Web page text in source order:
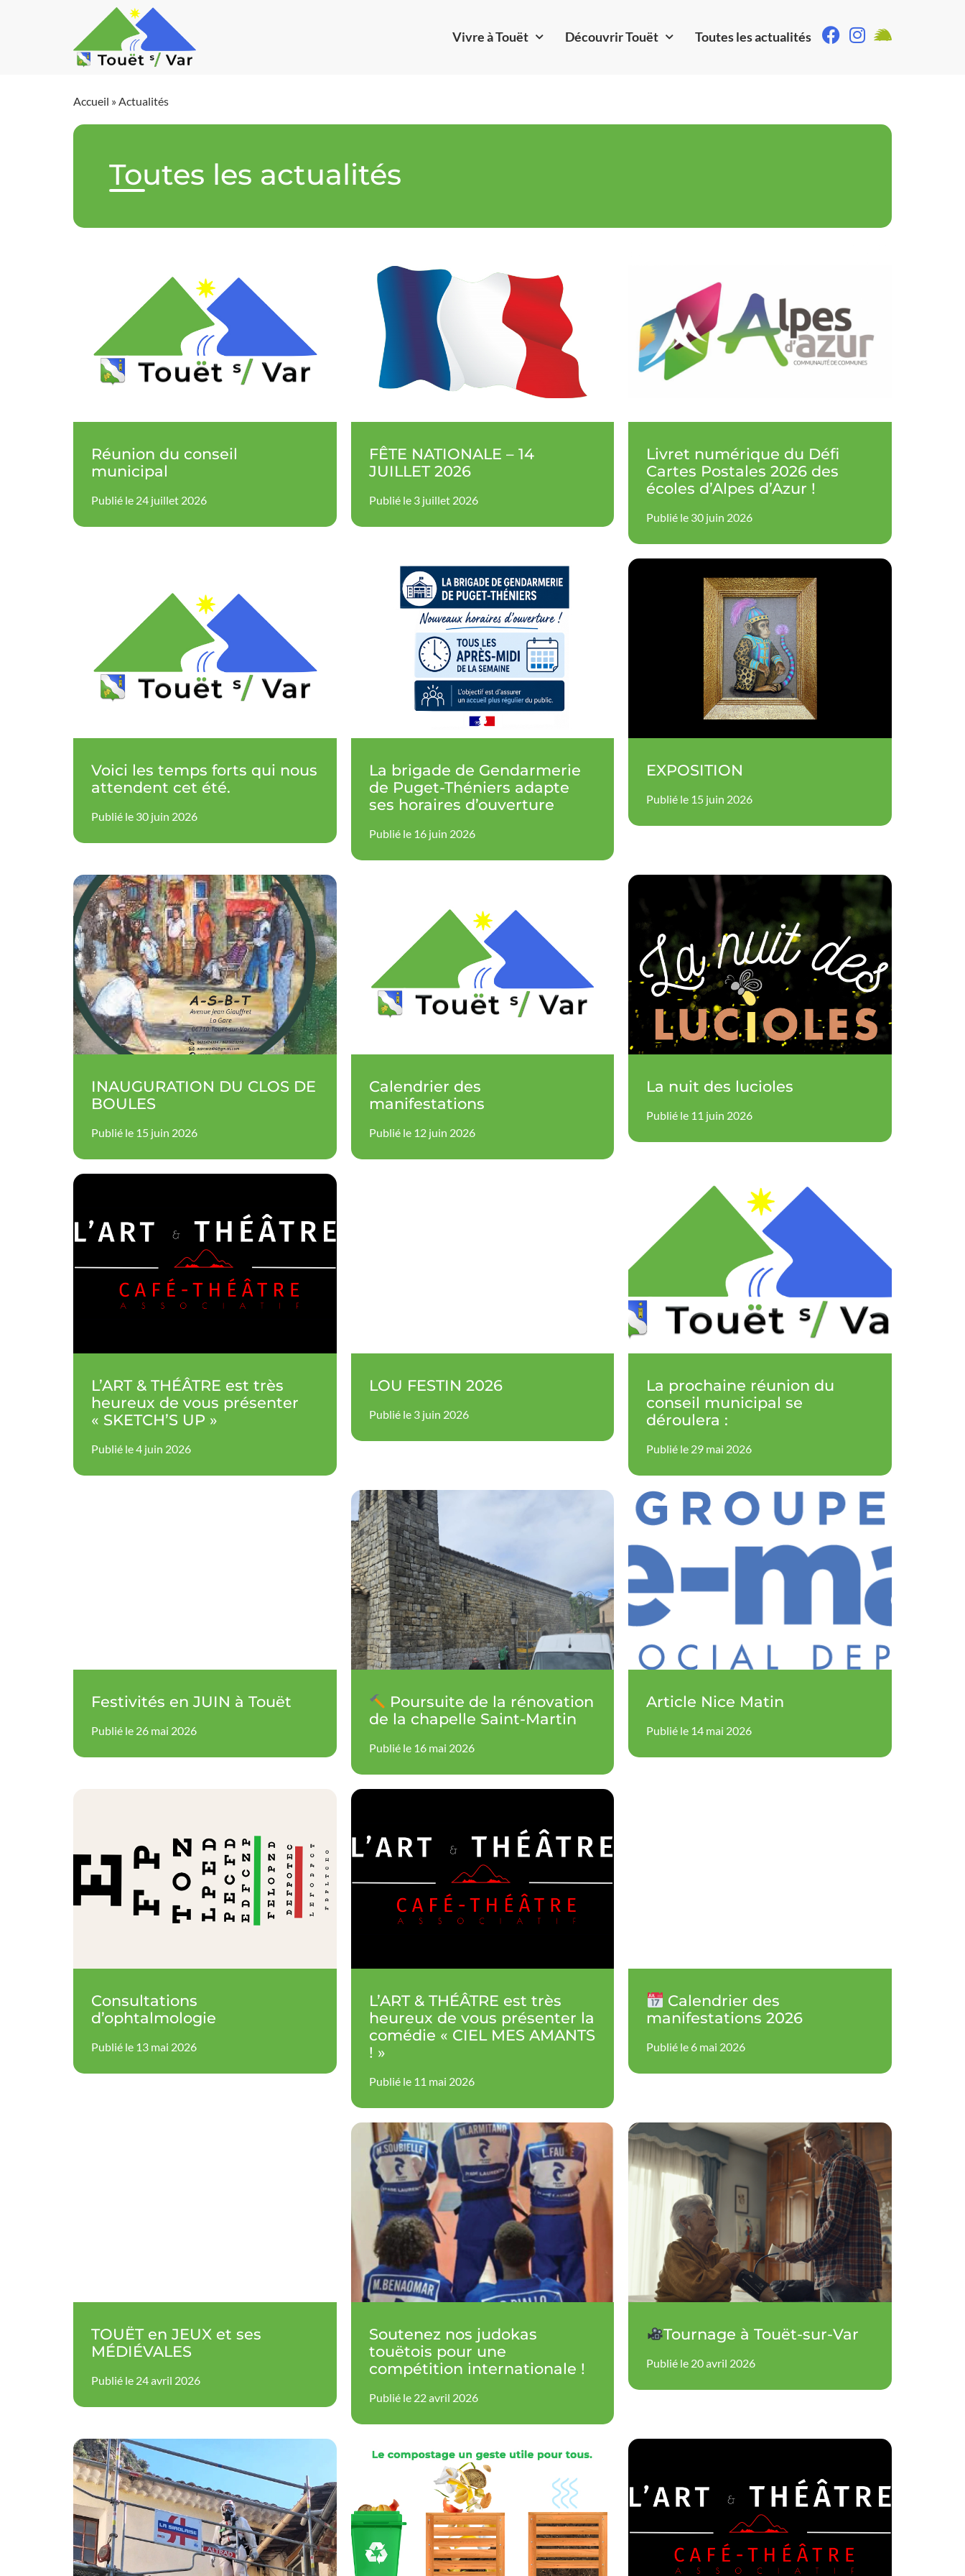
Vivre à Touët Découvrir Touët Toutes les actualités
Accueil » Actualités
Toutes les actualités
Réunion du conseil
municipal
Publié le 24 juillet 2026
FÊTE NATIONALE – 14
JUILLET 2026
Publié le 3 juillet 2026
Livret numérique du Défi
Cartes Postales 2026 des
écoles d’Alpes d’Azur !
Publié le 30 juin 2026
Voici les temps forts qui nous
attendent cet été.
Publié le 30 juin 2026
La brigade de Gendarmerie
de Puget-Théniers adapte
ses horaires d’ouverture
Publié le 16 juin 2026
EXPOSITION
Publié le 15 juin 2026
INAUGURATION DU CLOS DE
BOULES
Publié le 15 juin 2026
Calendrier des
manifestations
Publié le 12 juin 2026
La nuit des lucioles
Publié le 11 juin 2026
L’ART & THÉÂTRE est très
heureux de vous présenter
« SKETCH’S UP »
Publié le 4 juin 2026
LOU FESTIN 2026
Publié le 3 juin 2026
La prochaine réunion du
conseil municipal se
déroulera :
Publié le 29 mai 2026
Festivités en JUIN à Touët
Publié le 26 mai 2026
Poursuite de la rénovation
de la chapelle Saint-Martin
Publié le 16 mai 2026
Article Nice Matin
Publié le 14 mai 2026
Consultations
d’ophtalmologie
Publié le 13 mai 2026
L’ART & THÉÂTRE est très
heureux de vous présenter la
comédie « CIEL MES AMANTS
! »
Publié le 11 mai 2026
Calendrier des
manifestations 2026
Publié le 6 mai 2026
TOUËT en JEUX et ses
MÉDIÉVALES
Publié le 24 avril 2026
Soutenez nos judokas
touëtois pour une
compétition internationale !
Publié le 22 avril 2026
Tournage à Touët-sur-Var
Publié le 20 avril 2026